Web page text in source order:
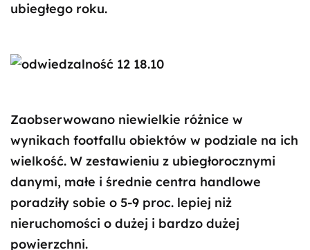
ubiegłego roku.
Zaobserwowano niewielkie różnice w
wynikach footfallu obiektów w podziale na ich
wielkość. W zestawieniu z ubiegłorocznymi
danymi, małe i średnie centra handlowe
poradziły sobie o 5-9 proc. lepiej niż
nieruchomości o dużej i bardzo dużej
powierzchni.